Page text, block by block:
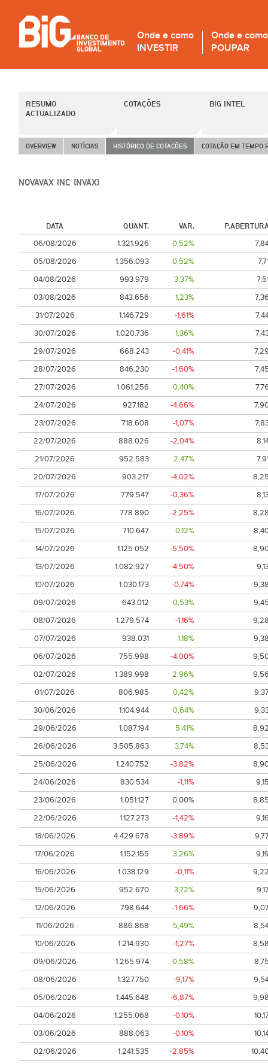
Onde e como
INVESTIR
Onde e como
POUPAR
RESUMO
ACTUALIZADO
COTAÇÕES BIG INTEL
OVERVIEW NOTÍCIAS HISTÓRICO DE COTAÇÕES COTAÇÃO EM TEMPO
NOVAVAX INC (NVAX)
DATA QUANT. VAR.
06/08/2026
1.321.926 0,52%
05/08/2026
1.356.093 0,52%
04/08/2026
993.979 3,37%
03/08/2026
843.656 1,23%
31/07/2026
1.146.729 -1,61%
30/07/2026
1.020.736 1,36%
29/07/2026
668.243 -0,41%
28/07/2026
846.230 -1,60%
27/07/2026
1.061.256 0,40%
24/07/2026
927.182 -4,66%
23/07/2026
718.608 -1,07%
22/07/2026
888.026 -2,04%
21/07/2026
952.583 2,47%
20/07/2026
903.217 -4,02%
17/07/2026
779.547 -0,36%
16/07/2026
778.890 -2,25%
15/07/2026
710.647 0,12%
14/07/2026
1.125.052 -5,50%
13/07/2026
1.082.927 -4,50%
10/07/2026
1.030.173 -0,74%
09/07/2026
643.012 0,53%
08/07/2026
1.279.574 -1,16%
07/07/2026
938.031 1,18%
06/07/2026
755.998 -4,00%
02/07/2026
1.389.998 2,96%
01/07/2026
806.985 0,42%
30/06/2026
1.104.944 0,64%
29/06/2026
1.087.194 5,41%
26/06/2026
3.505.863 3,74%
25/06/2026
1.240.752 -3,82%
24/06/2026
830.534 -1,11%
23/06/2026
1.051.127 0,00%
22/06/2026
1.127.273 -1,42%
18/06/2026
4.429.678 -3,89%
17/06/2026
1.152.155 3,26%
16/06/2026
1.038.129 -0,11%
15/06/2026
952.670 3,72%
12/06/2026
798.644 -1,66%
11/06/2026
886.868 5,49%
10/06/2026
1.214.930 -1,27%
09/06/2026
1.265.974 0,58%
08/06/2026
1.327.750 -9,17%
05/06/2026
1.445.648 -6,87%
04/06/2026
1.255.068 -0,10%
03/06/2026
888.063 -0,10%
02/06/2026
1.241.535 -2,85%